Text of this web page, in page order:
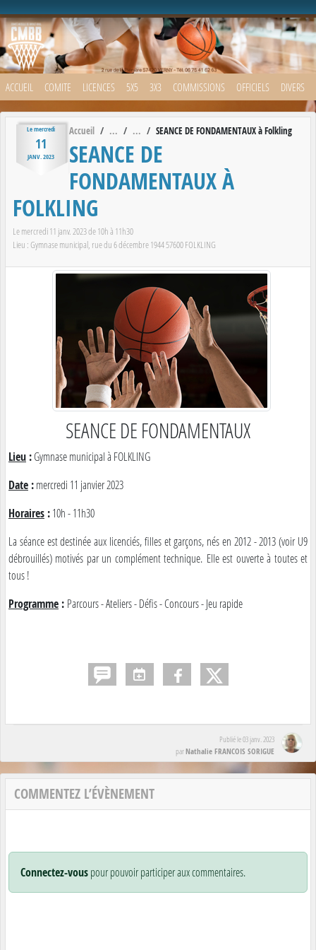
ACCUEIL COMITE LICENCES 5X5 3X3 COMMISSIONS OFFICIELS DIVERS
Lemercredi
11
JANV.2023
Accueil SEANCE DE FONDAMENTAUX à Folkling
SEANCE DE
FONDAMENTAUX À
FOLKLING
Lemercredi11 janv. 2023de 10h à 11h30
Lieu :Gymnase municipal, rue du 6 décembre 194457600FOLKLING
SEANCE DE FONDAMENTAUX
Lieu :Gymnase municipal à FOLKLING
Date :mercredi 11 janvier 2023
Horaires :10h - 11h30
La séance est destinée aux licenciés, filles et garçons, nés en 2012 - 2013 (voir U9
débrouillés) motivés par un complément technique. Elle est ouverte à toutes et
tous !
Programme : Parcours - Ateliers - Défis - Concours - Jeu rapide
Publié le03 janv. 2023
parNathalie FRANCOIS SORIGUE
COMMENTEZ L’ÉVÈNEMENT
Connectez-vouspour pouvoir participer aux commentaires.